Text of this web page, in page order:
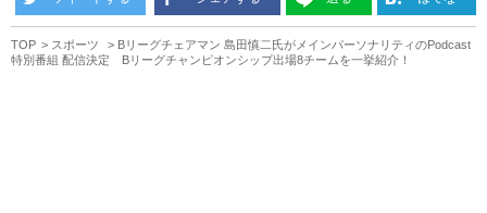
TOP スポーツ
Bリーグチェアマン 島田慎二氏がメインパーソナリティのPodcast
特別番組 配信決定 Bリーグチャンピオンシップ出場8チームを一挙紹介！